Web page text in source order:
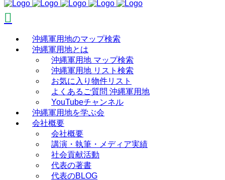
沖縄軍用地のマップ検索
沖縄軍用地とは
沖縄軍用地 マップ検索
沖縄軍用地 リスト検索
お気に入り物件リスト
よくあるご質問 沖縄軍用地
YouTubeチャンネル
沖縄軍用地を学ぶ会
会社概要
会社概要
講演・執筆・メディア実績
社会貢献活動
代表の著書
代表のBLOG